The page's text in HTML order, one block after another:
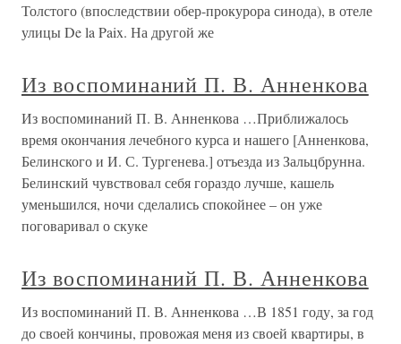
Толстого (впоследствии обер-прокурора синода), в отеле
улицы De la Paix. На другой же
Из воспоминаний П. В. Анненкова
Из воспоминаний П. В. Анненкова …Приближалось
время окончания лечебного курса и нашего [Анненкова,
Белинского и И. С. Тургенева.] отъезда из Зальцбрунна.
Белинский чувствовал себя гораздо лучше, кашель
уменьшился, ночи сделались спокойнее – он уже
поговаривал о скуке
Из воспоминаний П. В. Анненкова
Из воспоминаний П. В. Анненкова …В 1851 году, за год
до своей кончины, провожая меня из своей квартиры, в